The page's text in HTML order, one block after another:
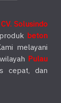
CV. Solusindo
beton
melayani
Pulau
cepat, dan